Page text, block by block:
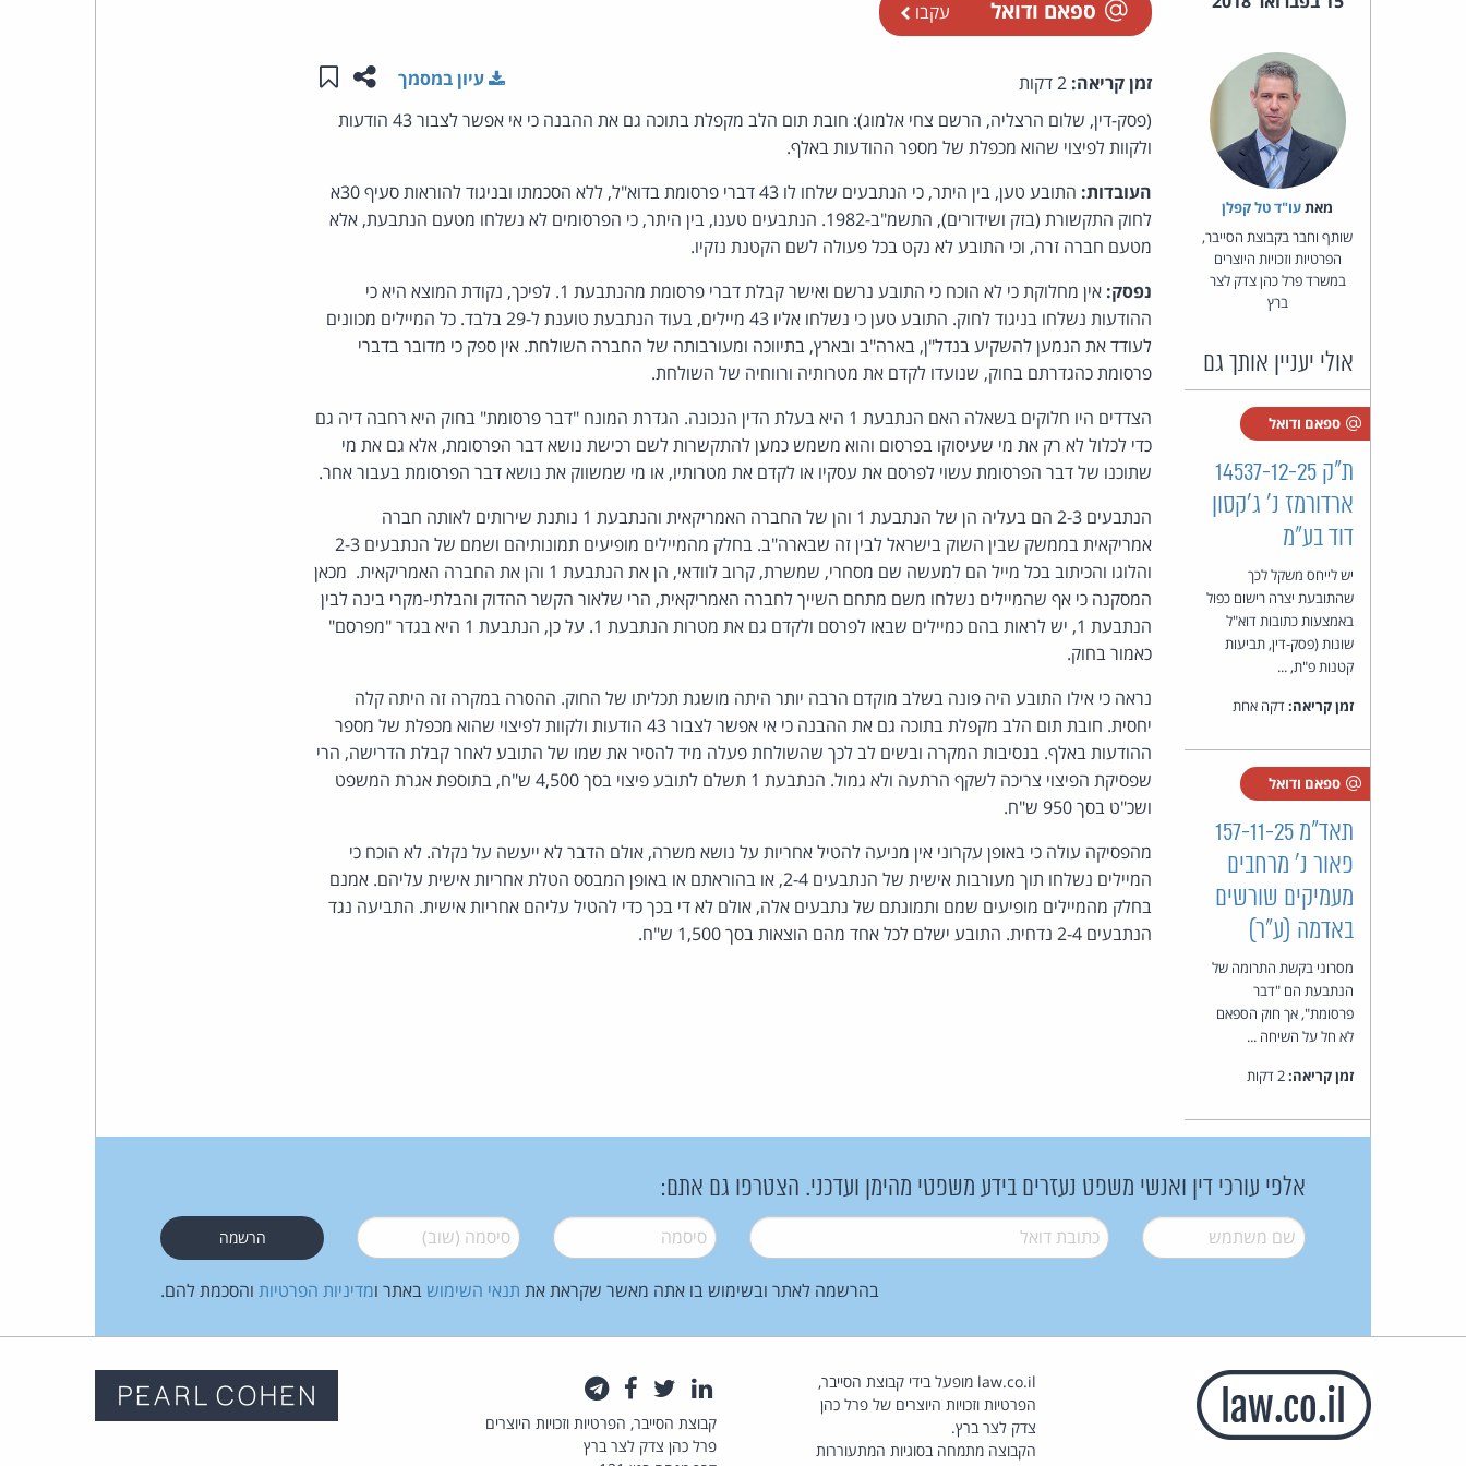
ספאם ודואל עקבו
מאת‏עו"ד טל קפלן
שותף וחבר בקבוצת הסייבר,
הפרטיות וזכויות היוצרים
במשרד פרל כהן צדק לצר
ברץ
אולי יעניין אותך גם
ספאם ודואל
ת"ק 14537-12-25
ארדורמז נ' ג'קסון
דוד בע"מ
יש לייחס משקל לכך
שהתובעת יצרה רישום כפול
באמצעות כתובות דוא"ל
שונות (פסק-דין, תביעות
קטנות פ"ת, ...
זמן קריאה:דקה אחת
ספאם ודואל
תאד"מ 157-11-25
פאור נ' מרחבים
מעמיקים שורשים
באדמה (ע"ר)
מסרוני בקשת התרומה של
הנתבעת הם "דבר
פרסומת", אך חוק הספאם
לא חל על השיחה ...
זמן קריאה:
זמן קריאה: שתפו עמוד זה
שמור ב"תכנים שלי"
עיון במסמך
(פסק-דין, שלום הרצליה, הרשם צחי אלמוג): חובת תום הלב מקפלת בתוכה גם את ההבנה כי אי אפשר לצבור 43 הודעות
ולקוות לפיצוי שהוא מכפלת של מספר ההודעות באלף.
העובדות:
התובע טען, בין היתר, כי הנתבעים שלחו לו 43 דברי פרסומת בדוא"ל, ללא הסכמתו ובניגוד להוראות סעיף 30א
לחוק התקשורת (בזק ושידורים), התשמ"ב-1982. הנתבעים טענו, בין היתר, כי הפרסומים לא נשלחו מטעם הנתבעת, אלא
מטעם חברה זרה, וכי התובע לא נקט בכל פעולה לשם הקטנת נזקיו.
נפסק:
אין מחלוקת כי לא הוכח כי התובע נרשם ואישר קבלת דברי פרסומת מהנתבעת 1. לפיכך, נקודת המוצא היא כי
ההודעות נשלחו בניגוד לחוק. התובע טען כי נשלחו אליו 43 מיילים, בעוד הנתבעת טוענת ל-29 בלבד. כל המיילים מכוונים
לעודד את הנמען להשקיע בנדל"ן, בארה"ב ובארץ, בתיווכה ומעורבותה של החברה השולחת. אין ספק כי מדובר בדברי
פרסומת כהגדרתם בחוק, שנועדו לקדם את מטרותיה ורווחיה של השולחת.
הצדדים היו חלוקים בשאלה האם הנתבעת 1 היא בעלת הדין הנכונה. הגדרת המונח "דבר פרסומת" בחוק היא רחבה דיה גם
כדי לכלול לא רק את מי שעיסוקו בפרסום והוא משמש כמען להתקשרות לשם רכישת נושא דבר הפרסומת, אלא גם את מי
שתוכנו של דבר הפרסומת עשוי לפרסם את עסקיו או לקדם את מטרותיו, או מי שמשווק את נושא דבר הפרסומת בעבור אחר.
הנתבעים 2-3 הם בעליה הן של הנתבעת 1 והן של החברה האמריקאית והנתבעת 1 נותנת שירותים לאותה חברה
אמריקאית בממשק שבין השוק בישראל לבין זה שבארה"ב. בחלק מהמיילים מופיעים תמונותיהם ושמם של הנתבעים 2-3
והלוגו והכיתוב בכל מייל הם למעשה שם מסחרי, שמשרת, קרוב לוודאי, הן את הנתבעת 1 והן את החברה האמריקאית. מכאן
המסקנה כי אף שהמיילים נשלחו משם מתחם השייך לחברה האמריקאית, הרי שלאור הקשר ההדוק והבלתי-מקרי בינה לבין
הנתבעת 1, יש לראות בהם כמיילים שבאו לפרסם ולקדם גם את מטרות הנתבעת 1. על כן, הנתבעת 1 היא בגדר "מפרסם"
כאמור בחוק.
נראה כי אילו התובע היה פונה בשלב מוקדם הרבה יותר היתה מושגת תכליתו של החוק. ההסרה במקרה זה היתה קלה
יחסית. חובת תום הלב מקפלת בתוכה גם את ההבנה כי אי אפשר לצבור 43 הודעות ולקוות לפיצוי שהוא מכפלת של מספר
ההודעות באלף. בנסיבות המקרה ובשים לב לכך שהשולחת פעלה מיד להסיר את שמו של התובע לאחר קבלת הדרישה, הרי
שפסיקת הפיצוי צריכה לשקף הרתעה ולא גמול. הנתבעת 1 תשלם לתובע פיצוי בסך 4,500 ש"ח, בתוספת אגרת המשפט
ושכ"ט בסך 950 ש"ח.
מהפסיקה עולה כי באופן עקרוני אין מניעה להטיל אחריות על נושא משרה, אולם הדבר לא ייעשה על נקלה. לא הוכח כי
המיילים נשלחו תוך מעורבות אישית של הנתבעים 2-4, או בהוראתם או באופן המבסס הטלת אחריות אישית עליהם. אמנם
בחלק מהמיילים מופיעים שמם ותמונתם של נתבעים אלה, אולם לא די בכך כדי להטיל עליהם אחריות אישית. התביעה נגד
הנתבעים 2-4 נדחית. התובע ישלם לכל אחד מהם הוצאות בסך 1,500 ש"ח.
אלפי עורכי דין ואנשי משפט נעזרים בידע משפטי מהימן ועדכני. הצטרפו גם אתם:
שם משתמש* דואל* סיסמה* סיסמה (שוב)*
בהרשמה לאתר ובשימוש בו אתה מאשר שקראת את תנאי השימוש באתר ומדיניות הפרטיות והסכמת להם.
law.co.il מופעל בידי קבוצת הסייבר,
הפרטיות וזכויות היוצרים של פרל כהן
צדק לצר ברץ.
הקבוצה מתמחה בסוגיות המתעוררות
לינקדאין
טוויטרפייסבוק
קבוצת הסייבר, הפרטיות וזכויות היוצרים
פרל כהן צדק לצר ברץ